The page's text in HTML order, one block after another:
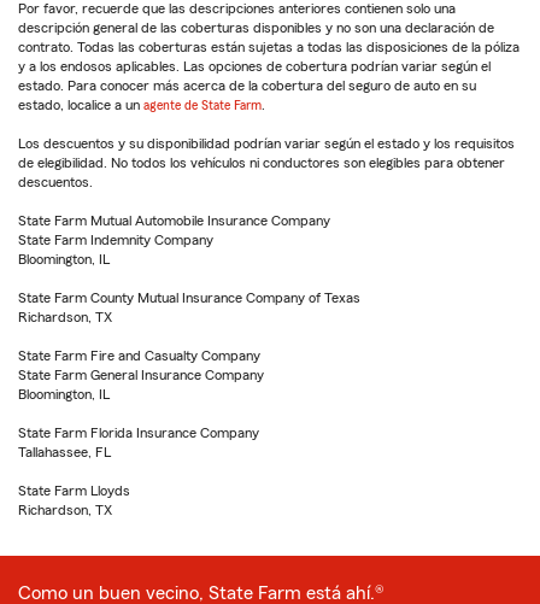
Por favor, recuerde que las descripciones anteriores contienen solo una
descripción general de las coberturas disponibles y no son una declaración de
contrato. Todas las coberturas están sujetas a todas las disposiciones de la póliza
y a los endosos aplicables. Las opciones de cobertura podrían variar según el
estado. Para conocer más acerca de la cobertura del seguro de auto en su
estado, localice a un agente de State Farm
Los descuentos y su disponibilidad podrían variar según el estado y los requisitos
de elegibilidad. No todos los vehículos ni conductores son elegibles para obtener
descuentos.
State Farm Mutual Automobile Insurance Company
State Farm Indemnity Company
Bloomington, IL
State Farm County Mutual Insurance Company of Texas
Richardson, TX
State Farm Fire and Casualty Company
State Farm General Insurance Company
Bloomington, IL
State Farm Florida Insurance Company
Tallahassee, FL
State Farm Lloyds
Richardson, TX
Como un buen vecino, State Farm está ahí.®